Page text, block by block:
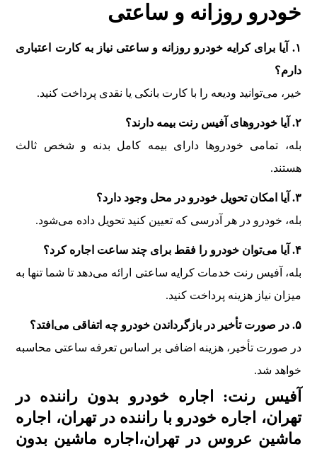
خودرو روزانه و ساعتی
۱. آیا برای کرایه خودرو روزانه و ساعتی نیاز به کارت اعتباری
دارم؟
خیر، می‌توانید ودیعه را با کارت بانکی یا نقدی پرداخت کنید.
۲. آیا خودروهای آفیس رنت بیمه دارند؟
بله، تمامی خودروها دارای بیمه کامل بدنه و شخص ثالث
هستند.
۳. آیا امکان تحویل خودرو در محل وجود دارد؟
بله، خودرو در هر آدرسی که تعیین کنید تحویل داده می‌شود.
۴. آیا می‌توان خودرو را فقط برای چند ساعت اجاره کرد؟
بله، آفیس رنت خدمات کرایه ساعتی ارائه می‌دهد تا شما تنها به
میزان نیاز هزینه پرداخت کنید.
۵. در صورت تأخیر در بازگرداندن خودرو چه اتفاقی می‌افتد؟
در صورت تأخیر، هزینه اضافی بر اساس تعرفه ساعتی محاسبه
خواهد شد.
آفیس رنت: اجاره خودرو بدون راننده در
تهران، اجاره خودرو با راننده در تهران، اجاره
ماشین عروس در تهران،اجاره ماشین بدون